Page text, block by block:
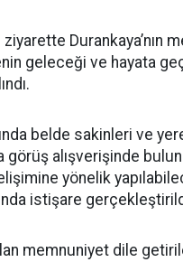
Durankaya’nın
geleceği ve hayata
belde sakinleri ve
görüş alışverişinde
yönelik
istişare
memnuniyet dile